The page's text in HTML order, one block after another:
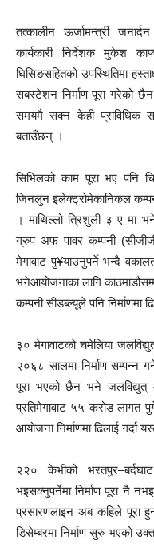
तत्कालीन ऊर्जामन्त्री
कार्यकारी निर्देशक मुकेश
घिसिङसहितको उपस्थितिमा
सबस्टेशन निर्माण पूरा गरेको
समयमै सक्न केही प्राविधिक
बताउँछन् ।
सिभिलको काम पूरा भए पनि
जिनलुन इलेक्ट्रोमेकानिकल
। माथिल्लो त्रिशुली ३ ए मा
ग्रुप अफ पावर कम्पनी
मेगावाट पु¥याउनुपर्ने भन्दै
भनेआयोजनाका लागि
कम्पनी सीडब्ल्यूले पनि निर्माणमा
३० मेगावाटको चमेलिया
२०६८ सालमा निर्माण सम्पन्न
पूरा भएको छैन भने जलविद्युत्
प्रतिमेगावाट ५५ करोड लागत
आयोजना निर्माणमा ढिलाई गर्दा
२२० केभीको
भइसक्नुपर्नेमा निर्माण पूरा नै
प्रसारणलाइन अब कहिले
डिसेम्बरमा निर्माण सुरु भएको